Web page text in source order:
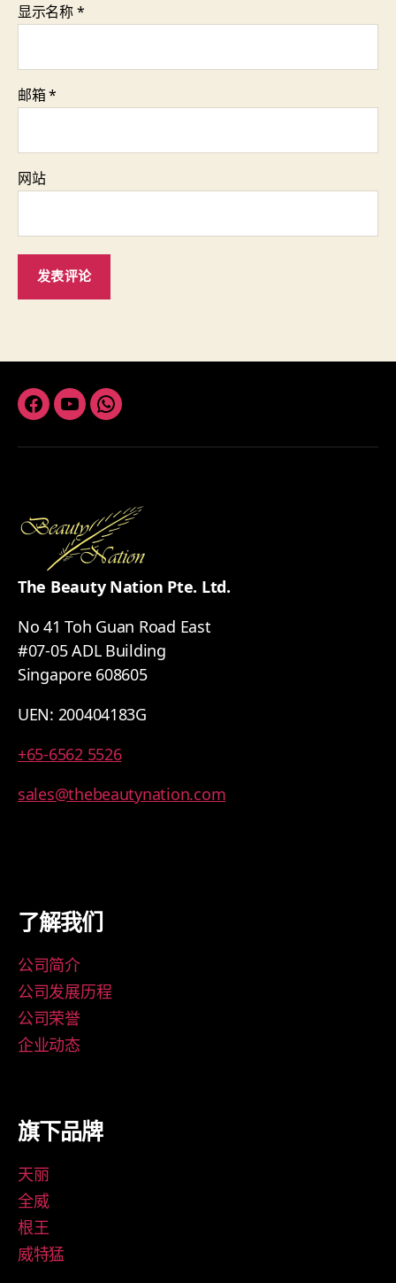
显示名称*
邮箱*
网站
Facebook
YoutubeWhatsapp
The Beauty Nation Pte. Ltd.
No 41 Toh Guan Road East
#07-05 ADL Building
Singapore 608605
UEN: 200404183G
+65-6562 5526
sales@thebeautynation.com
了解我们
公司简介
公司发展历程
公司荣誉
企业动态
旗下品牌
天丽
全威
根王
威特猛